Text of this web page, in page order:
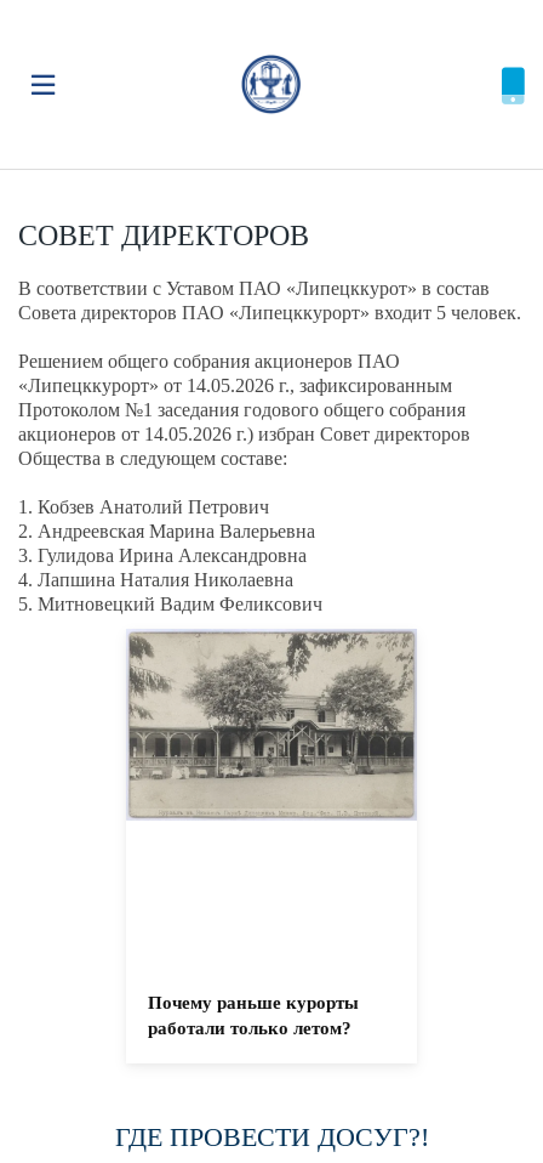
СОВЕТ ДИРЕКТОРОВ
В соответствии с Уставом ПАО «Липецккурот» в состав
Совета директоров ПАО «Липецккурорт» входит 5 человек.
Решением общего собрания акционеров ПАО
«Липецккурорт» от 14.05.2026 г., зафиксированным
Протоколом №1 заседания годового общего собрания
акционеров от 14.05.2026 г.) избран Совет директоров
Общества в следующем составе:
1. Кобзев Анатолий Петрович
2. Андреевская Марина Валерьевна
3. Гулидова Ирина Александровна
4. Лапшина Наталия Николаевна
5. Митновецкий Вадим Феликсович
Почему раньше курорты
работали только летом?
ГДЕ ПРОВЕСТИ ДОСУГ?!